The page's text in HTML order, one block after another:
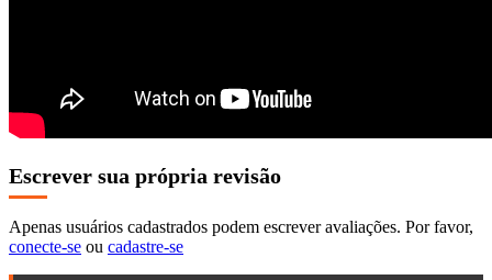
Escrever sua própria revisão
Apenas usuários cadastrados podem escrever avaliações. Por favor,
conecte-se ou cadastre-se